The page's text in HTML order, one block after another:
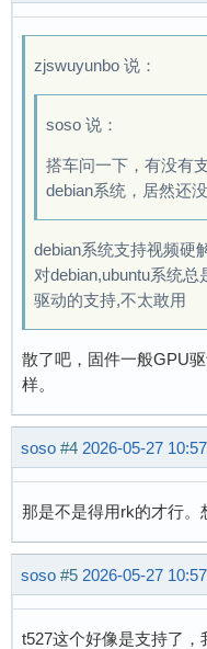
zjswuyunbo 说：
soso 说：
搭车问一下，有没有
debian系统，居然还
debian系统支持视频硬
对debian,ubuntu系统
驱动的支持,不太敢用
散了吧，固件一般GPU
样。
soso #4 2026-05-27
那是不是得用rk的才行。
soso #5 2026-05-27
t527这个好像是支持了，